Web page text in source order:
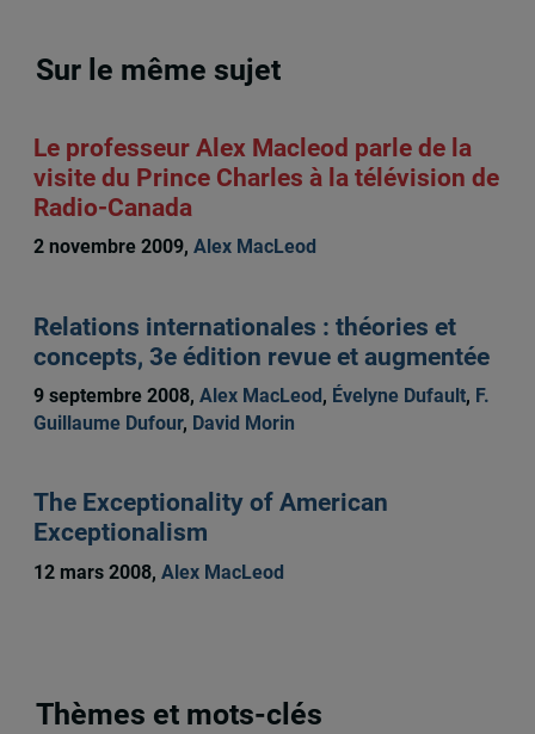
Sur le même sujet
Le professeur Alex Macleod parle de la
visite du Prince Charles à la télévision de
Radio-Canada
2 novembre 2009, Alex MacLeod
Relations internationales : théories et
concepts, 3e édition revue et augmentée
9 septembre 2008, Alex MacLeod, Évelyne Dufault, F.
Guillaume Dufour, David Morin
The Exceptionality of American
Exceptionalism
12 mars 2008, Alex MacLeod
Thèmes et mots-clés